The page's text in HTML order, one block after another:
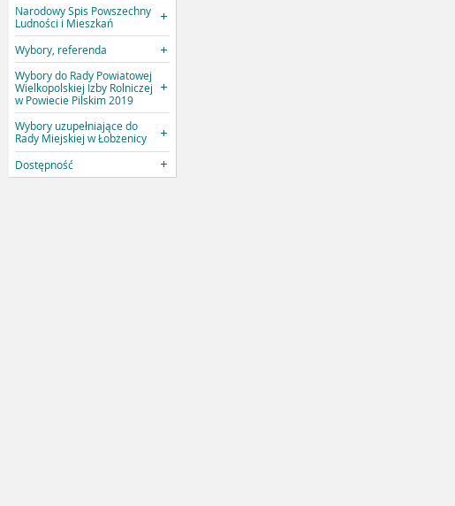
Narodowy Spis Powszechny
Ludności i Mieszkań
Wybory, referenda
Wybory do Rady Powiatowej
Wielkopolskiej Izby Rolniczej
w Powiecie Pilskim 2019
Wybory uzupełniające do
Rady Miejskiej w Łobżenicy
Dostępność